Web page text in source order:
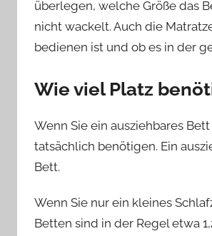
überlegen, welche Größe das
nicht wackelt. Auch die
bedienen ist und ob es in der
Wie viel Platz
Wenn Sie ein ausziehbares
tatsächlich benötigen. Ein
Bett.
Wenn Sie nur ein kleines
Betten sind in der Regel etwa